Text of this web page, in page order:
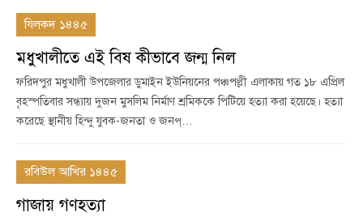
যিলকদ ১৪৪৫
মধুখালীতে এই বিষ কীভাবে জন্ম নিল
ফরিদপুর মধুখালী উপজেলার ডুমাইন ইউনিয়নের পঞ্চপল্লী এলাকায় গত ১৮ এপ্রিল
বৃহস্পতিবার সন্ধ্যায় দুজন মুসলিম নির্মাণ শ্রমিককে পিটিয়ে হত্যা করা হয়েছে। হত্যা
করেছে স্থানীয় হিন্দু যুবক-জনতা ও জনপ্…
রবিউল আখির ১৪৪৫
গাজায় গণহত্যা